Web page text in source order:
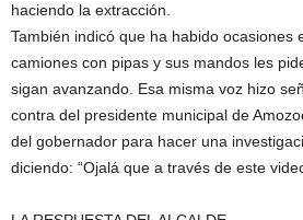
haciendo la extracción.
También indicó que ha habido ocasiones
camiones con pipas y sus mandos les
sigan avanzando. Esa misma voz hizo
contra del presidente municipal de
del gobernador para hacer una
diciendo: “Ojalá que a través de este